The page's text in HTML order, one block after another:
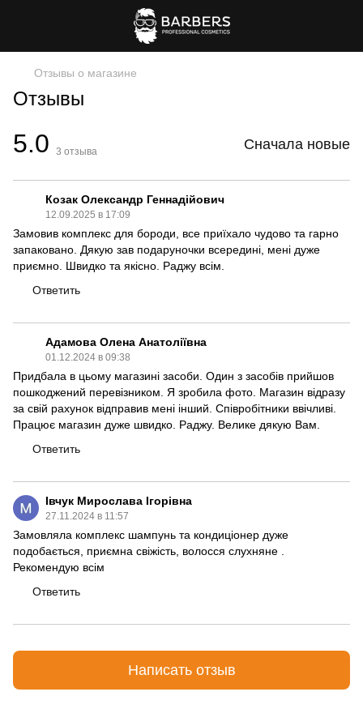
Отзывы о магазине
Отзывы
5.0 3 отзыва Сначала новые
Козак Олександр Геннадійович
12.09.2025 в 17:09
Замовив комплекс для бороди, все приїхало чудово та гарно
запаковано. Дякую зав подаруночки всередині, мені дуже
приємно. Швидко та якісно. Раджу всім.
Ответить
Адамова Олена Анатоліївна
01.12.2024 в 09:38
Придбала в цьому магазині засоби. Один з засобів прийшов
пошкоджений перевізником. Я зробила фото. Магазин відразу
за свій рахунок відправив мені інший. Співробітники ввічливі.
Працює магазин дуже швидко. Раджу. Велике дякую Вам.
Ответить
Івчук Мирослава Ігорівна
27.11.2024 в 11:57
Замовляла комплекс шампунь та кондиціонер дуже
подобається, приємна свіжість, волосся слухняне .
Рекомендую всім
Ответить
Написать отзыв